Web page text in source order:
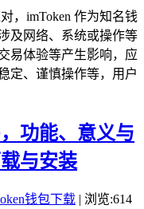
，imToken 作为知名钱
及网络、系统或操作等
易体验等产生影响，应
定、谨慎操作等，用户
功能、意义与
与安装
钱包下载 | 浏览:614